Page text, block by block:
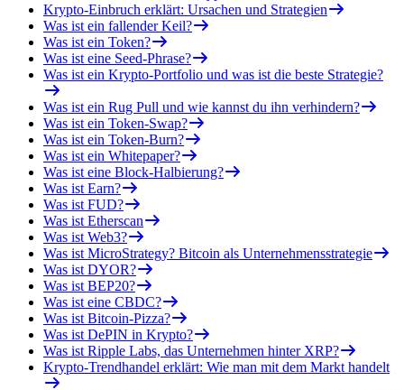
Krypto-Einbruch erklärt: Ursachen und Strategien
Was ist ein fallender Keil?
Was ist ein Token?
Was ist eine Seed-Phrase?
Was ist ein Krypto-Portfolio und was ist die beste Strategie?
Was ist ein Rug Pull und wie kannst du ihn verhindern?
Was ist ein Token-Swap?
Was ist ein Token-Burn?
Was ist ein Whitepaper?
Was ist eine Block-Halbierung?
Was ist Earn?
Was ist FUD?
Was ist Etherscan
Was ist Web3?
Was ist MicroStrategy? Bitcoin als Unternehmensstrategie
Was ist DYOR?
Was ist BEP20?
Was ist eine CBDC?
Was ist Bitcoin-Pizza?
Was ist DePIN in Krypto?
Was ist Ripple Labs, das Unternehmen hinter XRP?
Krypto-Trendhandel erklärt: Wie man mit dem Markt handelt